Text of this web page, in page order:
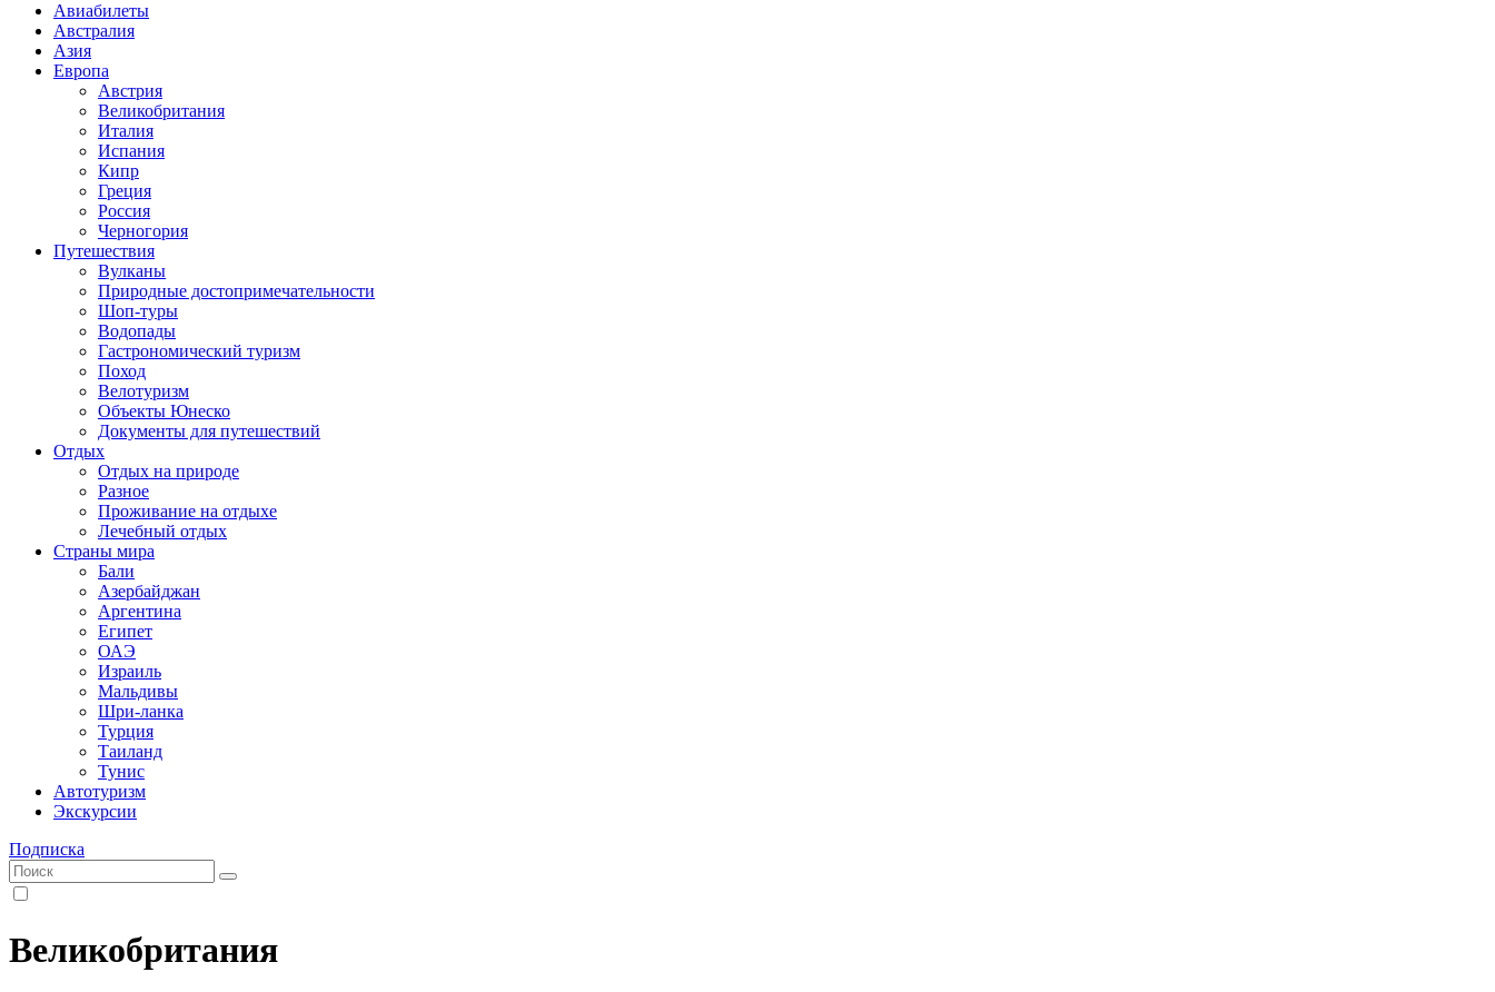
Авиабилеты
Австралия
Азия
Европа
Австрия
Великобритания
Италия
Испания
Кипр
Греция
Россия
Черногория
Путешествия
Вулканы
Природные достопримечательности
Шоп-туры
Водопады
Гастрономический туризм
Поход
Велотуризм
Объекты Юнеско
Документы для путешествий
Отдых
Отдых на природе
Разное
Проживание на отдыхе
Лечебный отдых
Страны мира
Бали
Азербайджан
Аргентина
Египет
ОАЭ
Израиль
Мальдивы
Шри-ланка
Турция
Таиланд
Тунис
Автотуризм
Экскурсии
Подписка
Великобритания